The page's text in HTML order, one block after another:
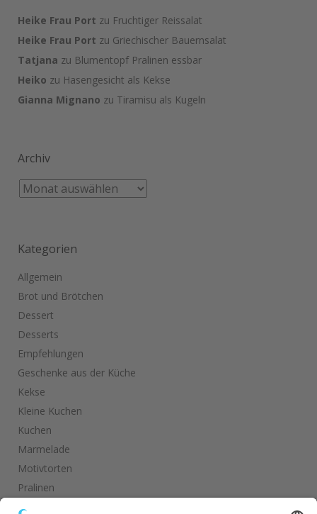
Heike Frau Port zu Fruchtiger Reissalat
Heike Frau Port zu Griechischer Bauernsalat
Tatjana zu Blumentopf Pralinen essbar
Heiko zu Hasengesicht als Kekse
Gianna Mignano zu Tiramisu als Kugeln
Archiv
Kategorien
Allgemein
Brot und Brötchen
Dessert
Desserts
Empfehlungen
Geschenke aus der Küche
Kekse
Kleine Kuchen
Kuchen
Marmelade
Motivtorten
Pralinen
Salate